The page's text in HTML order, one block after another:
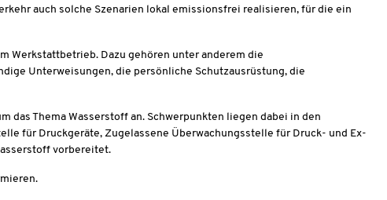
auch solche Szenarien lokal emissionsfrei realisieren, für die ein
Werkstattbetrieb. Dazu gehören unter anderem die
Unterweisungen, die persönliche Schutzausrüstung, die
Thema Wasserstoff an. Schwerpunkten liegen dabei in den
für Druckgeräte, Zugelassene Überwachungsstelle für Druck- und Ex-
vorbereitet.